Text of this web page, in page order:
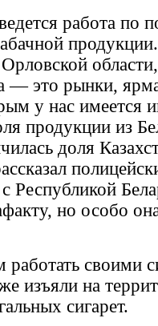
работа по
— это рынки,
у нас имеется
продукции из
доля
Республикой
но особо
своими
изъяли на
сигарет.